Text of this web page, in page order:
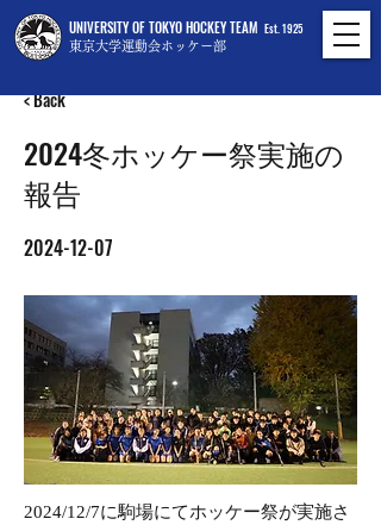
UNIVERSITY OF TOKYO HOCKEY TEAM
東京大学運動会ホッケー部
Est. 1925
< Back
2024冬ホッケー祭実施の
報告
2024-12-07
2024/12/7に駒場にてホッケー祭が実施さ